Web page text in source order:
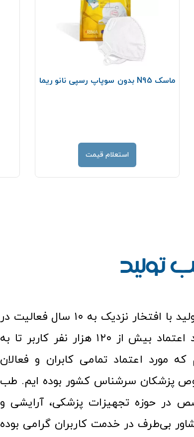
ماسک N95 بدون سوپاپ رسپی نانو ریما
استعلام قیمت
فروشگاه آنلاین تجهیزات پزشکی طب تولید با افتخار نزدیک به ۱۰ سال فعالیت در
عرصه کالا و لوازم پزشکی توانسته مورد اعتماد بیش از ۱۲۰ هزار نفر کاربر تا به
مورد اعتماد تمامی کابران و فعالان
پزشکان سرشناس کشور بوده ایم. طب
در حوزه تجهیزات پزشکی، آرایشی و
بی‌طرف در خدمت کاربران گرامی بوده